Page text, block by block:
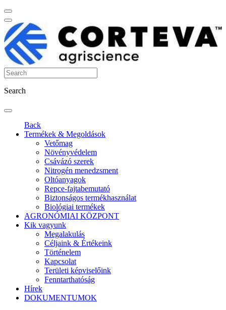
Search
Back
Termékek & Megoldások
Vetőmag
Növényvédelem
Csávázó szerek
Nitrogén menedzsment
Oltóanyagok
Repce-fajtabemutató
Biztonságos termékhasználat
Biológiai termékek
AGRONÓMIAI KÖZPONT
Kik vagyunk
Megalakulás
Céljaink & Értékeink
Történelem
Kapcsolat
Területi képviselőink
Fenntarthatóság
Hírek
DOKUMENTUMOK